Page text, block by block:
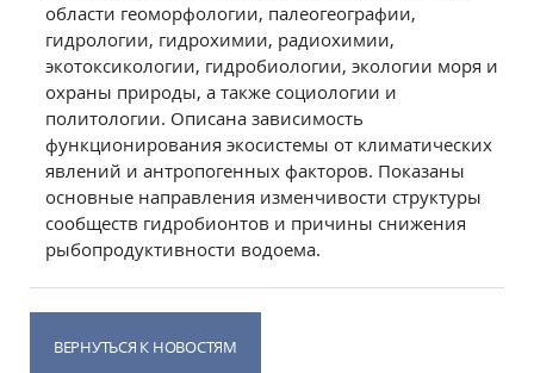
области геоморфологии, палеогеографии,
гидрологии, гидрохимии, радиохимии,
экотоксикологии, гидробиологии, экологии моря и
охраны природы, а также социологии и
политологии. Описана зависимость
функционирования экосистемы от климатических
явлений и антропогенных факторов. Показаны
основные направления изменчивости структуры
сообществ гидробионтов и причины снижения
рыбопродуктивности водоема.
ВЕРНУТЬСЯ К НОВОСТЯМ